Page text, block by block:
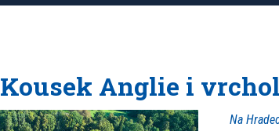
Kousek Anglie i
Na